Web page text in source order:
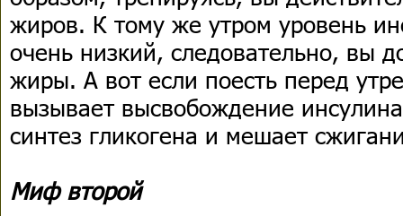
жиров. К тому же утром уровень
очень низкий, следовательно, вы
жиры. А вот если поесть перед
вызывает высвобождение
синтез гликогена и мешает
Миф второй